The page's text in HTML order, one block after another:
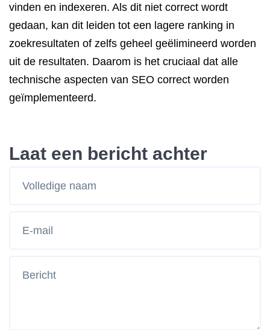
vinden en indexeren. Als dit niet correct wordt
gedaan, kan dit leiden tot een lagere ranking in
zoekresultaten of zelfs geheel geëlimineerd worden
uit de resultaten. Daarom is het cruciaal dat alle
technische aspecten van SEO correct worden
geïmplementeerd.
Laat een bericht achter